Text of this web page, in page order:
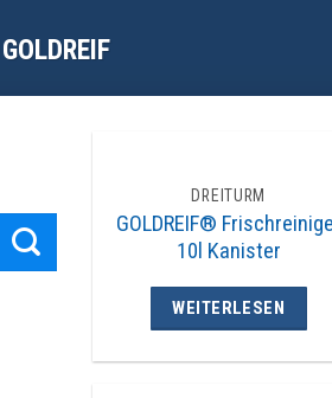
GOLDREIF
DREITURM
GOLDREIF®
10l Kanister
WEITERLESEN